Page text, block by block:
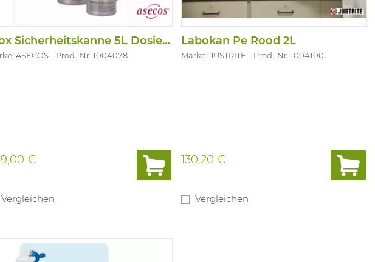
Inox Sicherheitskanne 5L Dosierbuchse
ASECOS Prod.-Nr. 1004078
€
Vergleichen
Labokan Pe Rood 2L
Marke: JUSTRITE Prod.-Nr. 1004100
130,20 €
Vergleichen